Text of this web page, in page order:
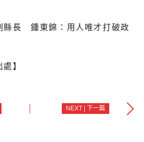
縣長 鍾東錦：用人唯才打破政
】
NEXT | 下一篇